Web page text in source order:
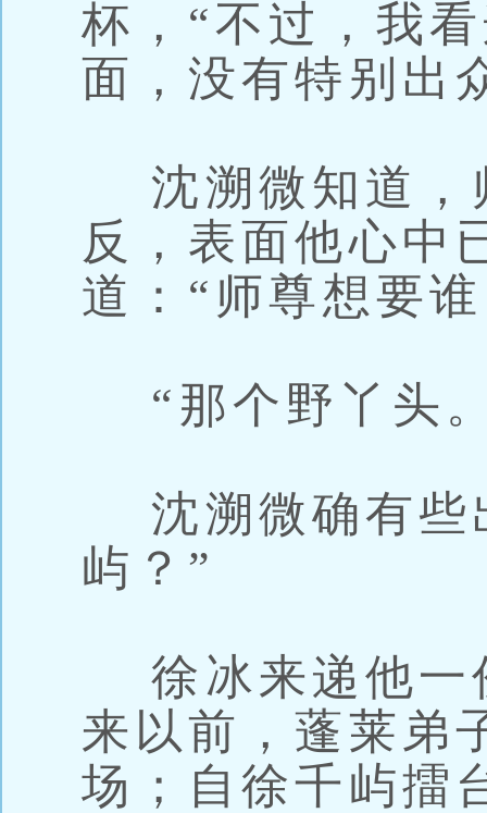
杯，“不过，我
面，没有特别出
沈溯微知道，
反，表面他心中
道：“师尊想要
“那个野丫头
沈溯微确有些
屿？”
徐冰来递他一
来以前，蓬莱弟
场；自徐千屿擂